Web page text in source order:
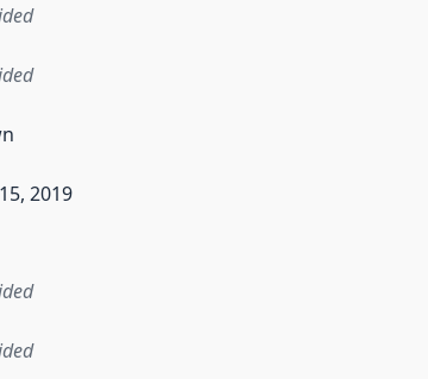
this dataset was first released. It may have
2019